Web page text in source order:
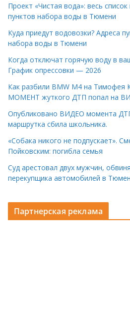
Проект «Чистая вода»: весь
пунктов набора воды в Тюмени
Куда приедут водовозки? Адреса
набора воды в Тюмени
Когда отключат горячую воду в
График опрессовки — 2026
Как разбили BMW M4 на Тимофея
МОМЕНТ жуткого ДТП попал на
Опубликовано ВИДЕО момента
маршрутка сбила школьника.
«Собака никого не подпускает».
Пойковским: погибла семья
Суд арестовал двух мужчин,
перекупщика автомобилей в
Партнерская реклама